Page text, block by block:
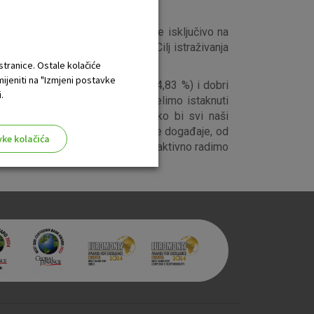
prvog izbora!
24000 ispitanika, a temeljilo se isključivo na
ponuđeni nazivi tvrtki. Cilj istraživanja
koji su najviše napredovali.
sigurnost radnog mjesta (44,83 %) i dobri
osobinama, a posebno želimo istaknuti
nove načine kako bi svi naši
dani za sve značajne životne događaje, od
implementirali, a kontinuirano aktivno radimo
Ostale kolačiće
na "Izmjeni postavke
kolačića
stranice i ne mogu se
kao odgovor na vaše
su postavke kolačića. Svoj